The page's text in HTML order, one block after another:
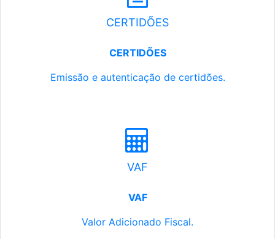
CERTIDÕES
CERTIDÕES
Emissão e autenticação de certidões.
VAF
VAF
Valor Adicionado Fiscal.